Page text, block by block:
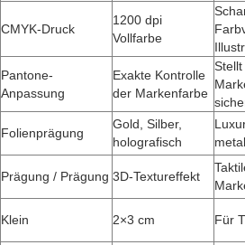
CMYK-Druck
1200 dpi
Vollfarbe
Pantone-
Anpassung
Exakte Kontrolle
der Markenfarbe
Stellt
Folienprägung
Gold, Silber,
holografisch
Prägung / Prägung 3D-Textureffekt
Klein 2×3 cm Für